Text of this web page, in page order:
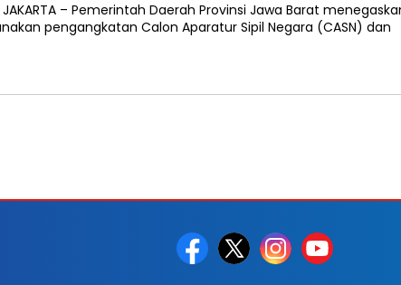
JAKARTA – Pemerintah Daerah Provinsi Jawa Barat
pengangkatan Calon Aparatur Sipil Negara (CASN) dan